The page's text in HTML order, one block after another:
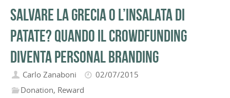
Salvare la Grecia o l’insalata di
patate? Quando il crowdfunding
diventa personal branding
Carlo Zanaboni
02/07/2015
Donation, Reward